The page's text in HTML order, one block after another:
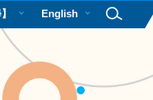
English